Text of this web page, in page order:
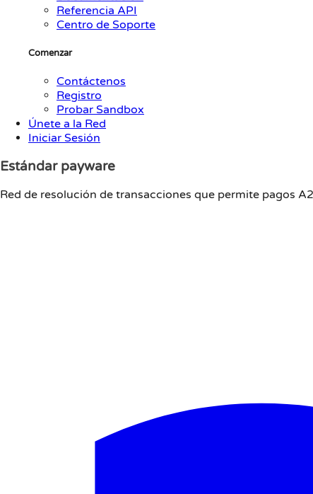
Referencia API
Centro de Soporte
Comenzar
Contáctenos
Registro
Probar Sandbox
Únete a la Red
Iniciar Sesión
Estándar payware
Red de resolución de transacciones que permite pagos